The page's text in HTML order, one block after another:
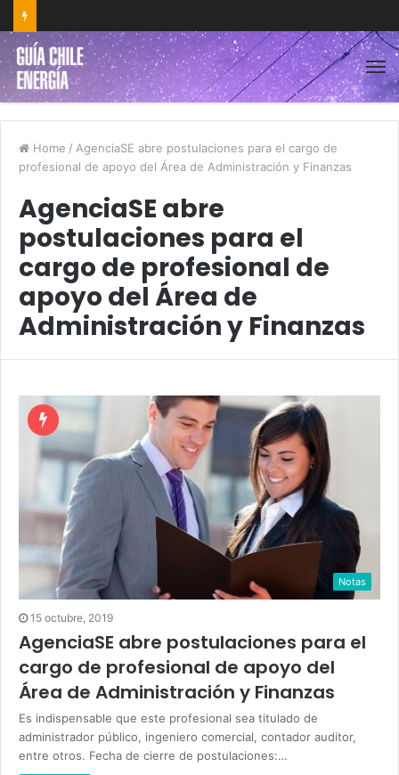
Home / AgenciaSE abre postulaciones para el cargo de
profesional de apoyo del Área de Administración y Finanzas
AgenciaSE abre
postulaciones para el
cargo de profesional de
apoyo del Área de
Administración y Finanzas
Notas
15 octubre, 2019
AgenciaSE abre postulaciones para el
cargo de profesional de apoyo del
Área de Administración y Finanzas
Es indispensable que este profesional sea titulado de
administrador público, ingeniero comercial, contador auditor,
entre otros. Fecha de cierre de postulaciones:…